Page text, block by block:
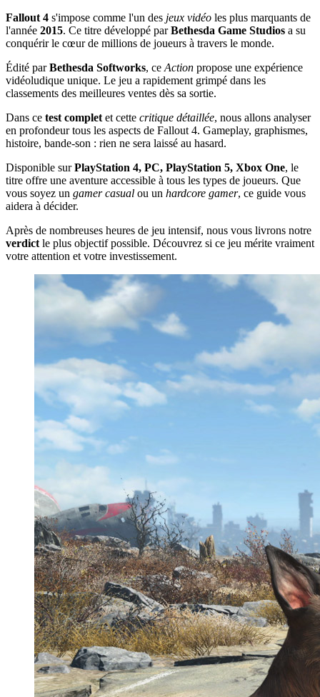
Fallout 4 s'impose comme l'un des jeux vidéo les plus marquants de
l'année 2015. Ce titre développé parBethesda Game Studios a su
conquérir le cœur de millions de joueurs à travers le monde.
Édité parBethesda Softworks, ce Action propose une expérience
vidéoludique unique. Le jeu a rapidement grimpé dans les
classements des meilleures ventes dès sa sortie.
Dans ce test complet et cette critique détaillée, nous allons analyser
en profondeur tous les aspects de Fallout 4. Gameplay, graphismes,
histoire, bande-son : rien ne sera laissé au hasard.
Disponible surPlayStation 4, PC, PlayStation 5, Xbox One, le
titre offre une aventure accessible à tous les types de joueurs. Que
vous soyez un gamer casual ou un hardcore gamer, ce guide vous
aidera à décider.
Après de nombreuses heures de jeu intensif, nous vous livrons notre
verdict le plus objectif possible. Découvrez si ce jeu mérite vraiment
votre attention et votre investissement.